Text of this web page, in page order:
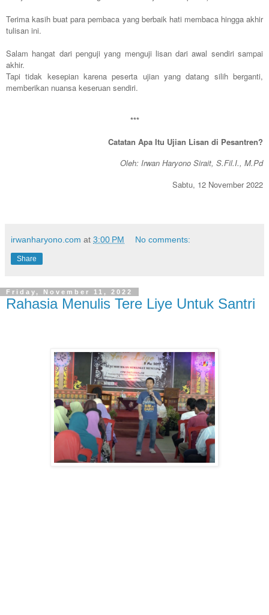
Terima kasih buat para pembaca yang berbaik hati membaca hingga akhir
tulisan ini.
Salam hangat dari penguji yang menguji lisan dari awal sendiri sampai
akhir.
Tapi tidak kesepian karena peserta ujian yang datang silih berganti,
memberikan nuansa keseruan sendiri.
***
Catatan Apa Itu Ujian Lisan di Pesantren?
Oleh: Irwan Haryono Sirait, S.Fil.I., M.Pd
Sabtu, 12 November 2022
irwanharyono.com at 3:00 PM No comments:
Share
Friday, November 11, 2022
Rahasia Menulis Tere Liye Untuk Santri